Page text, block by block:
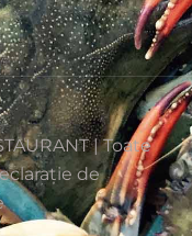
|Toate
de